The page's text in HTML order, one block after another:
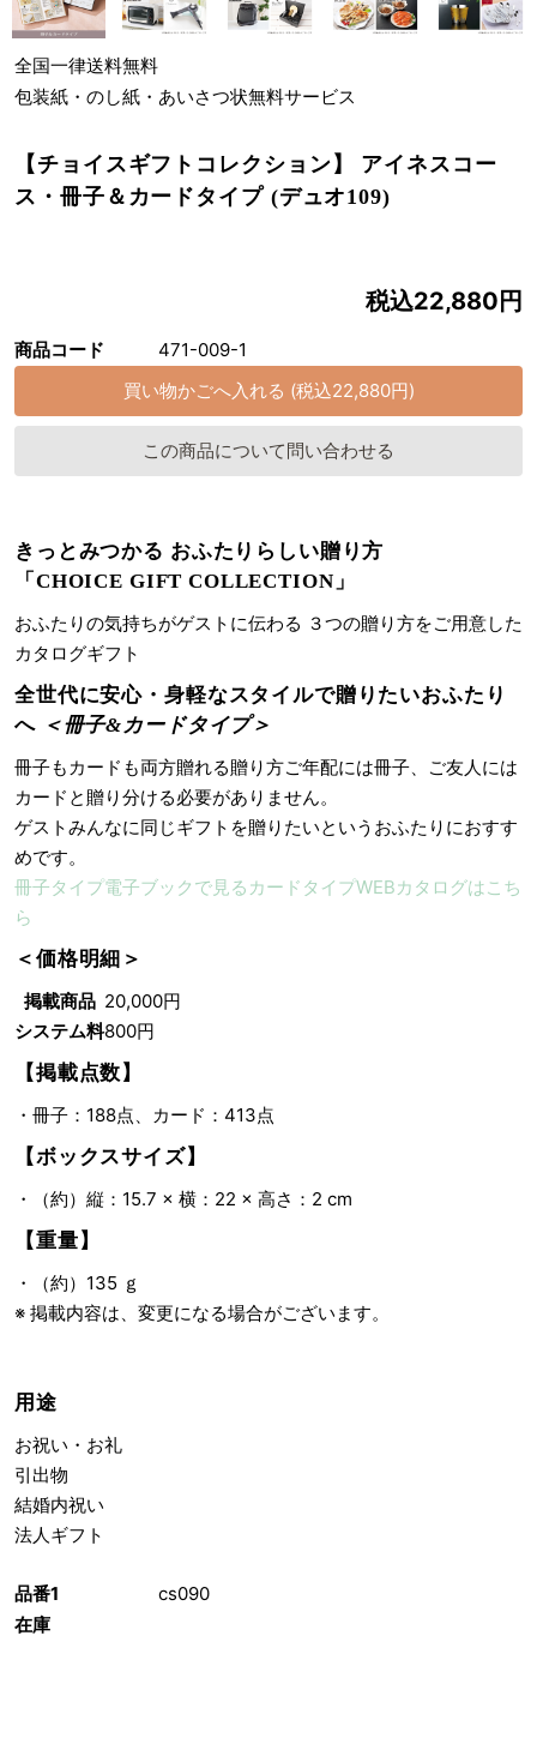
全国一律送料無料
包装紙・のし紙・あいさつ状無料サービス
【チョイスギフトコレクション】 アイネスコー
ス・冊子＆カードタイプ (デュオ109)
税込22,880円
商品コード 471-009-1
品番1
cs090
在庫
この商品について問い合わせる
きっとみつかる おふたりらしい贈り方
「CHOICE GIFT COLLECTION」
おふたりの気持ちがゲストに伝わる ３つの贈り方をご用意した
カタログギフト
全世代に安心・身軽なスタイルで贈りたいおふたり
へ ＜冊子&カードタイプ＞
冊子もカードも両方贈れる贈り方ご年配には冊子、ご友人には
カードと贈り分ける必要がありません。
ゲストみんなに同じギフトを贈りたいというおふたりにおすす
めです。
冊子タイプ電子ブックで見る カードタイプWEBカタログはこち
ら
＜価格明細＞
掲載商品 20,000円
システム料800円
【掲載点数】
・冊子：188点、カード：413点
【ボックスサイズ】
・（約）縦：15.7 × 横：22 × 高さ：2 cm
【重量】
・（約）135 ｇ
※ 掲載内容は、変更になる場合がございます。
用途
お祝い・お礼
引出物
結婚内祝い
法人ギフト